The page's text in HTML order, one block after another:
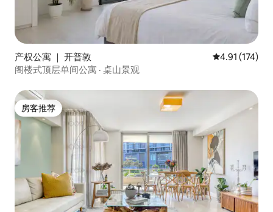
产权公寓 ｜ 开普敦 平均评分 4.91
4.91 (174)
阁楼式顶层单间公寓 · 桌山景观
房客推荐
房客推荐